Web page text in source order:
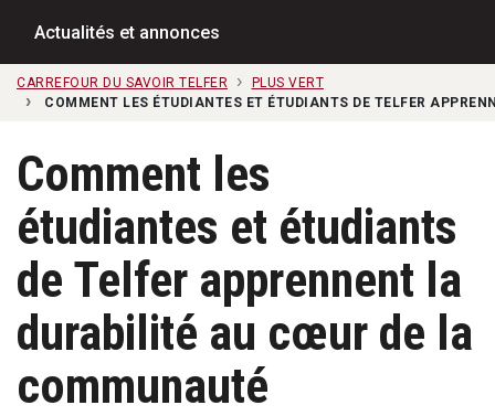
Actualités et annonces
CARREFOUR DU SAVOIR TELFER
PLUS VERT
COMMENT LES ÉTUDIANTES ET ÉTUDIANTS DE TELFER
Comment les
étudiantes et étudiants
de Telfer apprennent la
durabilité au cœur de la
communauté